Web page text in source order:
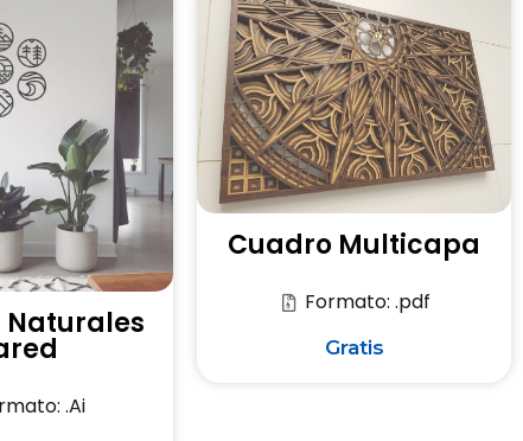
Naturales
.Ai
Cuadro Multicapa
Formato: .pdf
Gratis